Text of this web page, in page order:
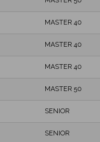
MASTER 40
MASTER 40
MASTER 40
MASTER 50
SENIOR
SENIOR